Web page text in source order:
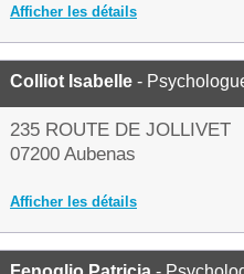
Afficher les détails
Colliot Isabelle -
235 ROUTE DE JOLLIVET
07200 Aubenas
Afficher les détails